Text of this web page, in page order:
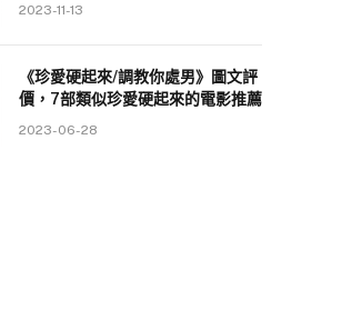
2023-11-13
《珍愛硬起來/調教你處男》圖文評
價，7部類似珍愛硬起來的電影推薦
2023-06-28